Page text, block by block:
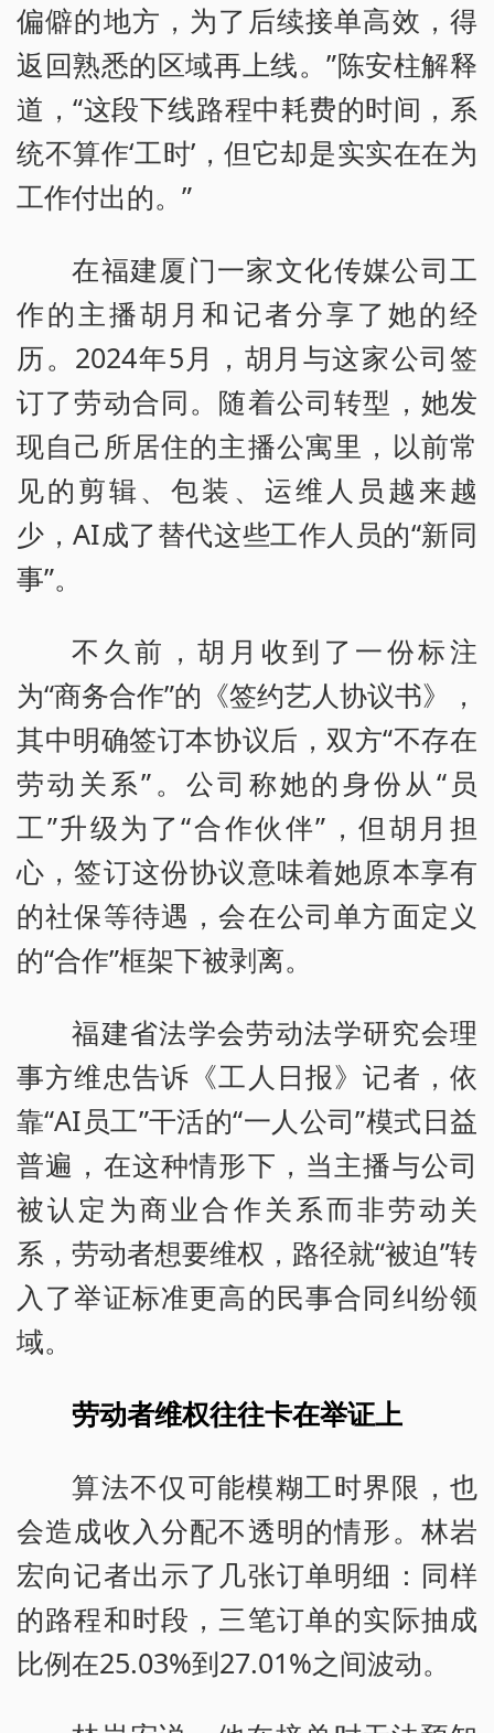
偏僻的地方，为了后续接单高效，得
返回熟悉的区域再上线。”陈安柱解释
道，“这段下线路程中耗费的时间，系
统不算作‘工时’，但它却是实实在在为
工作付出的。”
在福建厦门一家文化传媒公司工
作的主播胡月和记者分享了她的经
历。2024年5月，胡月与这家公司签
订了劳动合同。随着公司转型，她发
现自己所居住的主播公寓里，以前常
见的剪辑、包装、运维人员越来越
少，AI成了替代这些工作人员的“新同
事”。
不久前，胡月收到了一份标注
为“商务合作”的《签约艺人协议书》，
其中明确签订本协议后，双方“不存在
劳动关系”。公司称她的身份从“员
工”升级为了“合作伙伴”，但胡月担
心，签订这份协议意味着她原本享有
的社保等待遇，会在公司单方面定义
的“合作”框架下被剥离。
福建省法学会劳动法学研究会理
事方维忠告诉《工人日报》记者，依
靠“AI员工”干活的“一人公司”模式日益
普遍，在这种情形下，当主播与公司
被认定为商业合作关系而非劳动关
系，劳动者想要维权，路径就“被迫”转
入了举证标准更高的民事合同纠纷领
域。
劳动者维权往往卡在举证上
算法不仅可能模糊工时界限，也
会造成收入分配不透明的情形。林岩
宏向记者出示了几张订单明细：同样
的路程和时段，三笔订单的实际抽成
比例在25.03%到27.01%之间波动。